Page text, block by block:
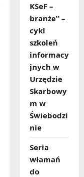
KSeF –
branże” –
cykl
szkoleń
informacy
jnych w
Urzędzie
Skarbowy
m w
Świebodzi
nie
Seria
włamań
do